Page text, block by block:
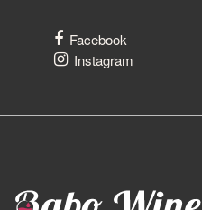
Facebook
Instagram